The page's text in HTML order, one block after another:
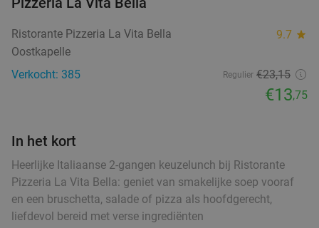
food
food
44%
salade
Morgen
9.8 star
26 min.directions_car
Warme snack + frisdrank, ijs of ijskoffie
Ristorante Pizzeria La Vita Bella 9.7 star
Oostkapelle
Verkocht: 385
Regulier €23,15
€13,75
In het kort
Heerlijke Italiaanse 2-gangen keuzelunch bij Ristorante
Pizzeria La Vita Bella: geniet van smakelijke soep vooraf
en een bruschetta, salade of pizza als hoofdgerecht,
liefdevol bereid met verse ingrediënten